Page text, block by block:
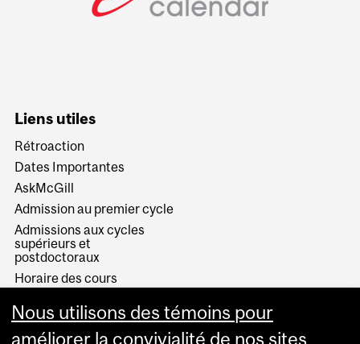
Liens utiles
Rétroaction
Dates Importantes
AskMcGill
Admission au premier cycle
Admissions aux cycles
supérieurs et
postdoctoraux
Horaire des cours
Services aux étudiants
Nous utilisons des témoins pour
améliorer la convivialité de nos sites